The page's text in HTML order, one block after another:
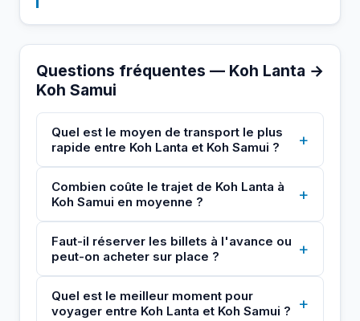
Questions fréquentes — Koh Lanta →
Koh Samui
Quel est le moyen de transport le plus
rapide entre Koh Lanta et Koh Samui ?
+
Combien coûte le trajet de Koh Lanta à
Koh Samui en moyenne ?
+
Faut-il réserver les billets à l'avance ou
peut-on acheter sur place ?
+
Quel est le meilleur moment pour
voyager entre Koh Lanta et Koh Samui ?
+